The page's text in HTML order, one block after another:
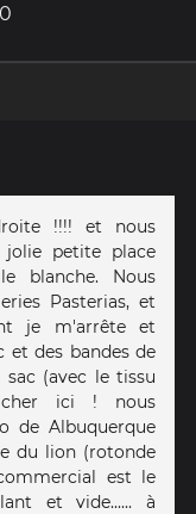
0
!!!! et nous
jolie petite place
blanche. Nous
Pasterias, et
je m'arrête et
et des bandes de
(avec le tissu
ici ! nous
de Albuquerque
du lion (rotonde
est le
et vide...... à